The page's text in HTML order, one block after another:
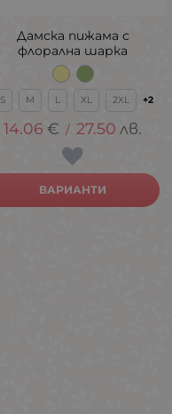
Дамска пижама с
флорална шарка
S M L XL 2XL +2
14.06 € / 27.50 лв.
ВАРИАНТИ